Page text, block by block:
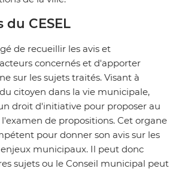
du CESEL
de recueillir les avis et
concernés et d'apporter
sur les sujets traités. Visant à
citoyen dans la vie municipale,
droit d'initiative pour proposer au
de propositions. Cet organe
pour donner son avis sur les
municipaux. Il peut donc
sujets ou le Conseil municipal peut